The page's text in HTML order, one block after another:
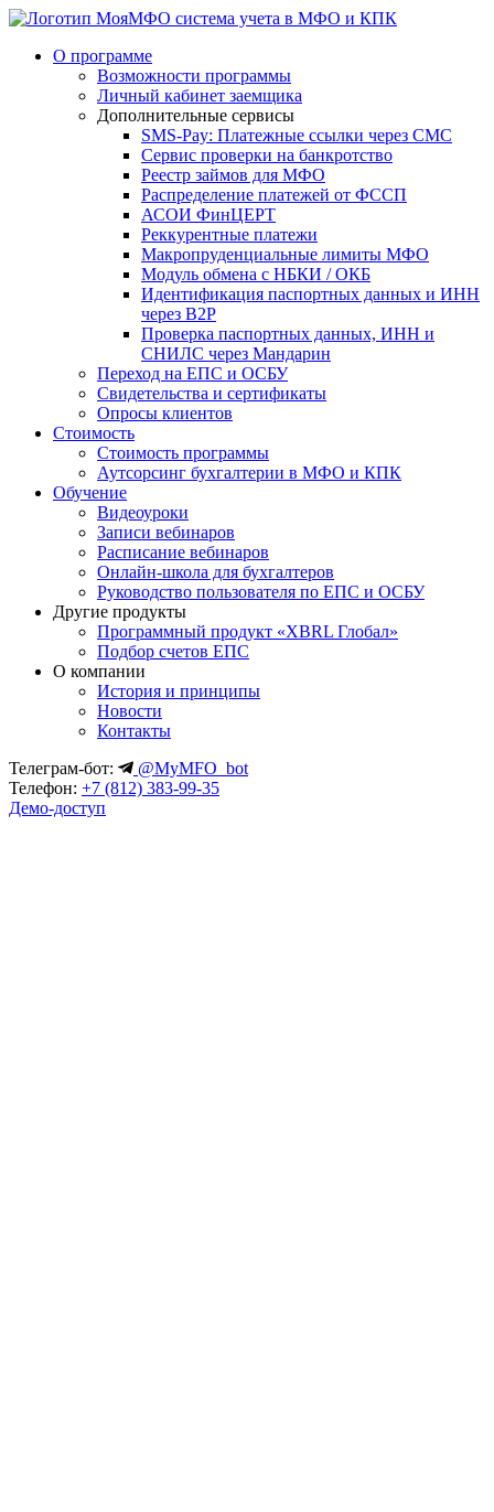
система учета в МФО и КПК
О программе
Возможности программы
Личный кабинет заемщика
Дополнительные сервисы
SMS-Pay: Платежные ссылки через СМС
Сервис проверки на банкротство
Реестр займов для МФО
Распределение платежей от ФССП
АСОИ ФинЦЕРТ
Реккурентные платежи
Макропруденциальные лимиты МФО
Модуль обмена с НБКИ / ОКБ
Идентификация паспортных данных и ИНН
через B2P
Проверка паспортных данных, ИНН и
СНИЛС через Мандарин
Переход на ЕПС и ОСБУ
Свидетельства и сертификаты
Опросы клиентов
Стоимость
Стоимость программы
Аутсорсинг бухгалтерии в МФО и КПК
Обучение
Видеоуроки
Записи вебинаров
Расписание вебинаров
Онлайн-школа для бухгалтеров
Руководство пользователя по ЕПС и ОСБУ
Другие продукты
Программный продукт «XBRL Глобал»
Подбор счетов ЕПС
О компании
История и принципы
Новости
Контакты
Телеграм-бот:
@MyMFO_bot
Телефон: +7 (812) 383-99-35
Демо-доступ